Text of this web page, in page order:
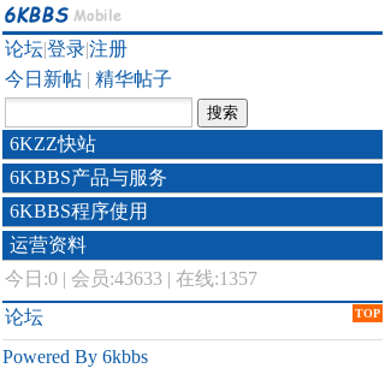
论坛|登录|注册
今日新帖 | 精华帖子
6KZZ快站
6KBBS产品与服务
6KBBS程序使用
运营资料
今日:0 | 会员:43633 | 在线:1357
TOP
论坛
Powered By 6kbbs